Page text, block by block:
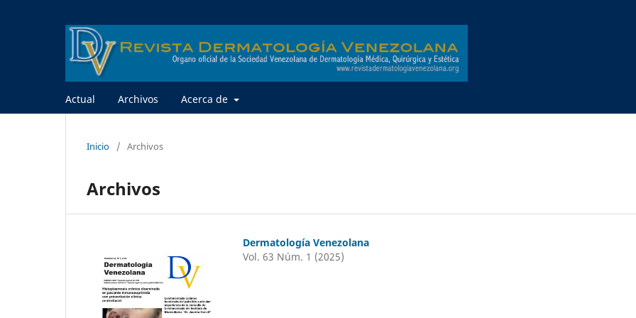
Actual Archivos Acerca de
Inicio / Archivos
Archivos
Dermatología Venezolana
Vol. 63 Núm. 1 (2025)